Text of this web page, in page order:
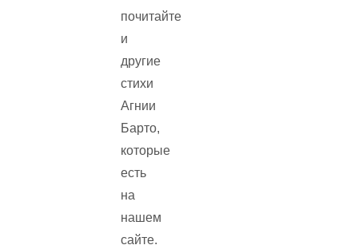
почитайте
и
другие
стихи
Агнии
Барто,
которые
есть
на
нашем
сайте.